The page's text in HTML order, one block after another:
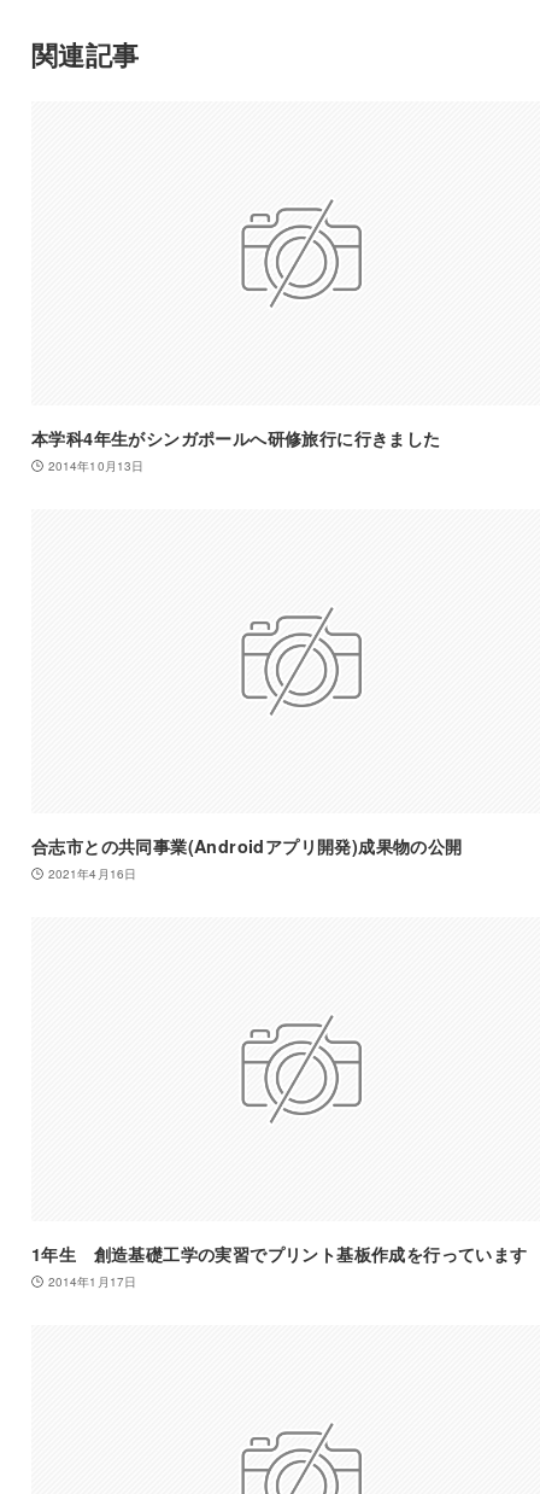
関連記事
本学科4年生がシンガポールへ研修旅行に行きました
2014年10月13日
合志市との共同事業(Androidアプリ開発)成果物の公開
2021年4月16日
1年生 創造基礎工学の実習でプリント基板作成を行っています
2014年1月17日